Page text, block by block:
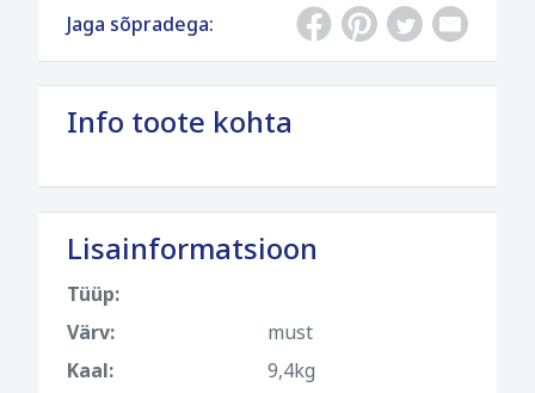
Jaga sõpradega:
Info toote kohta
Lisainformatsioon
Tüüp:
Värv:
must
Kaal:
9,4kg